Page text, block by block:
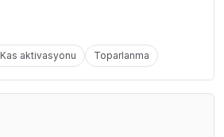
Kas aktivasyonu Toparlanma